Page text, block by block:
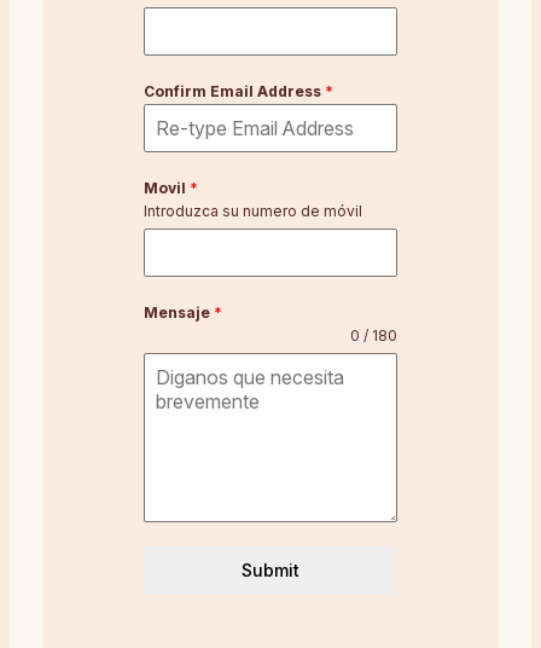
Confirm Email Address *
Movil *
Introduzca su numero de móvil
Mensaje *
0 / 180
Submit